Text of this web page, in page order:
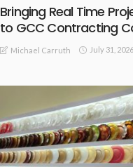
Bringing Real Time
to GCC Contracting
Michael Carruth July 31, 2026